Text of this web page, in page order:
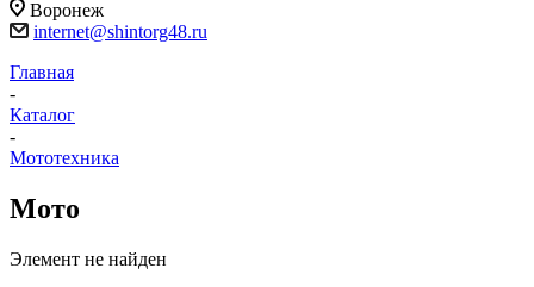
Воронеж
internet@shintorg48.ru
Главная
-
Каталог
-
Мототехника
Мото
Элемент не найден